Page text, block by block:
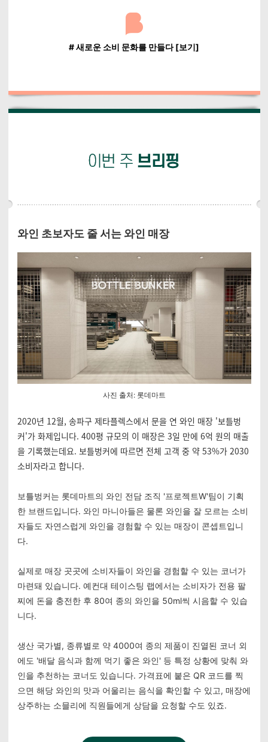
# 새로운 소비 문화를 만들다 [보기]
와인 초보자도 줄 서는 와인 매장
사진 출처: 롯데마트
2020년 12월, 송파구 제타플렉스에서 문을 연 와인 매장 '보틀벙
커'가 화제입니다. 400평 규모의 이 매장은 3일 만에 6억 원의 매출
을 기록했는데요. 보틀벙커에 따르면 전체 고객 중 약 53%가 2030
소비자라고 합니다.
보틀벙커는 롯데마트의 와인 전담 조직 '프로젝트W'팀이 기획
한 브랜드입니다. 와인 마니아들은 물론 와인을 잘 모르는 소비
자들도 자연스럽게 와인을 경험할 수 있는 매장이 콘셉트입니
다.
실제로 매장 곳곳에 소비자들이 와인을 경험할 수 있는 코너가
마련돼 있습니다. 예컨대 테이스팅 랩에서는 소비자가 전용 팔
찌에 돈을 충전한 후 80여 종의 와인을 50ml씩 시음할 수 있습
니다.
생산 국가별, 종류별로 약 4000여 종의 제품이 진열된 코너 외
에도 '배달 음식과 함께 먹기 좋은 와인' 등 특정 상황에 맞춰 와
인을 추천하는 코너도 있습니다. 가격표에 붙은 QR 코드를 찍
으면 해당 와인의 맛과 어울리는 음식을 확인할 수 있고, 매장에
상주하는 소믈리에 직원들에게 상담을 요청할 수도 있죠.